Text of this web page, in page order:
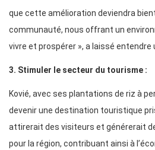
que cette amélioration deviendra
communauté, nous offrant un
vivre et prospérer », a laissé entendre
3. Stimuler le secteur du tourisme :
Kovié, avec ses plantations de riz à
devenir une destination touristique
attirerait des visiteurs et générerait
pour la région, contribuant ainsi à